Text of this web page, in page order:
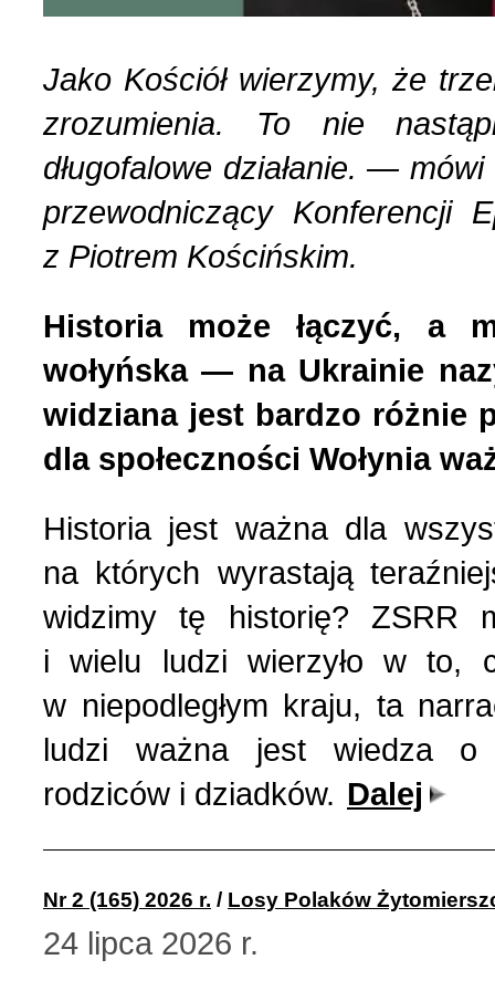
List do redakcji (7)
Literatura (2)
Losy Polaków
Mozaika na wsi (1)
Mozaika w PDF (47)
Nasza historia (24)
Nasze święta (15)
O tragicznie zmarłych
Ogłoszenia (24)
Opinie publiczne (11)
Poezja z Powstania
Polacy, których poznać
1 (156) 2024 r. (5)
4 (155) 2023 r. (1)
3 (154) 2023 r. (1)
1 (152) 2023 r. (9)
4 (151) 2022 r. (2)
3 (150) 2022 r. (1)
2 (149) 2022 r. (2)
1 (148) 2022 r. (5)
4 (147) 2021 r. (3)
3 (146) 2021 r. (1)
2 (145) 2021 r. (10)
1 (144) 2021 r. (12)
Jako Kościół wierzymy, że
zrozumienia. To nie
długofalowe działanie. —
przewodniczący Konferencji
z Piotrem Kościńskim.
Historia może łączyć, a
wołyńska — na Ukrainie
widziana jest bardzo różnie
dla społeczności Wołynia
Historia jest ważna dla
na których wyrastają
widzimy tę historię? ZSRR
i wielu ludzi wierzyło w to,
w niepodległym kraju, ta
ludzi ważna jest wiedza o
rodziców i dziadków. Dalej
Nr 2 (165) 2026 r. / Losy Polaków
24 lipca 2026 r.